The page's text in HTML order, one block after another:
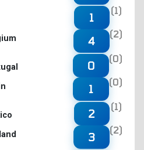
1
(1)
4
(2)
0
(0)
1
(0)
2
(1)
3
(2)